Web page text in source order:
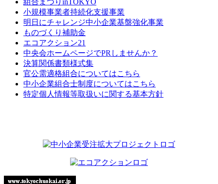
組合まつりinTOKYO
小規模事業者持続化支援事業
明日にチャレンジ中小企業基盤強化事業
ものづくり補助金
エコアクション21
中央会ホームページでPRしませんか？
決算関係書類様式集
官公需適格組合についてはこちら
中小企業組合士制度についてはこちら
特定個人情報等取扱いに関する基本方針